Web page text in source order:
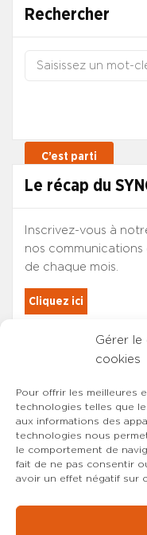
Gérer le
cookies
Pour offrir les meilleures
technologies telles que
aux informations des
technologies nous
le comportement de
fait de ne pas consentir
avoir un effet négatif sur
Rechercher
Le récap du
Inscrivez-vous à
nos communications
de chaque mois.
Cliquez ici
Les adhérents du
sont